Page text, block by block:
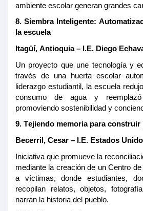
ambiente escolar generan grandes
8. Siembra Inteligente:
la escuela
Itagüí, Antioquia – I.E. Diego
Un proyecto que une tecnología y
través de una huerta escolar
liderazgo estudiantil, la escuela
consumo de agua y
promoviendo sostenibilidad y
9. Tejiendo memoria para construir
Becerril, Cesar – I.E. Estados
Iniciativa que promueve la
mediante la creación de un Centro
a víctimas, donde estudiantes,
recopilan relatos, objetos,
narran la historia del pueblo.